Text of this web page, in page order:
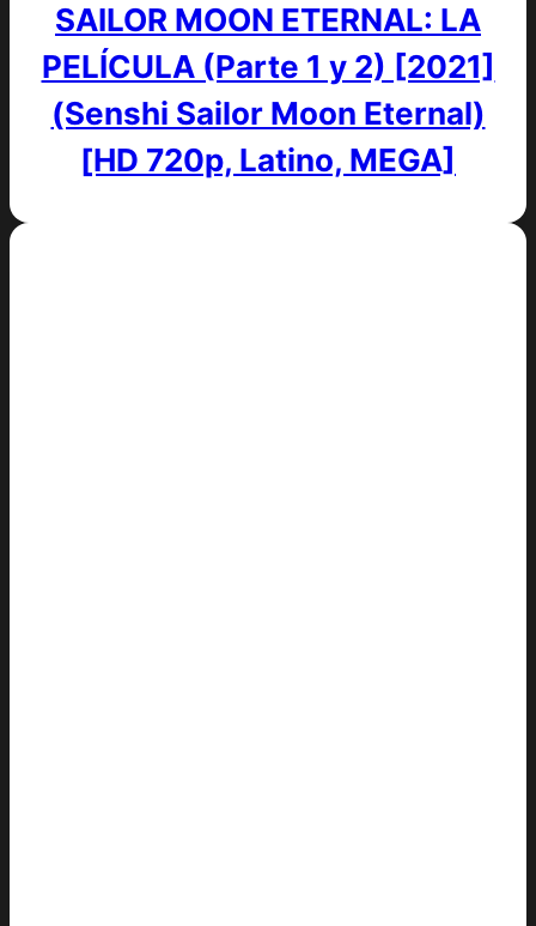
SAILOR MOON ETERNAL: LA
PELÍCULA (Parte 1 y 2) [2021]
(Senshi Sailor Moon Eternal)
[HD 720p, Latino, MEGA]